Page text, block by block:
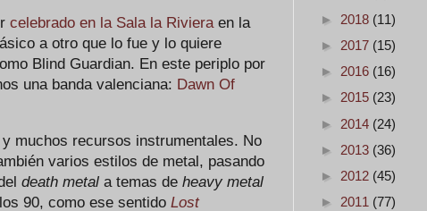
celebrado en la Sala la Riviera en la
a otro que lo fue y lo quiere
Blind Guardian. En este periplo por
una banda valenciana: Dawn Of
muchos recursos instrumentales. No
varios estilos de metal, pasando
death metal a temas de heavy metal
90, como ese sentido Lost
► 2018 (11)
► 2017 (15)
► 2016 (16)
► 2015 (23)
► 2014 (24)
► 2013 (36)
► 2012 (45)
► 2011 (77)